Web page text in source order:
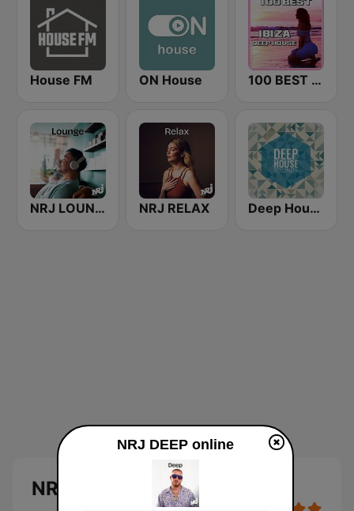
House FM ON House 100 BEST Ibiza Deep House
NRJ LOUNGE NRJ RELAX Deep House Sounds
NRJ DEEP
NRJ DEEP online